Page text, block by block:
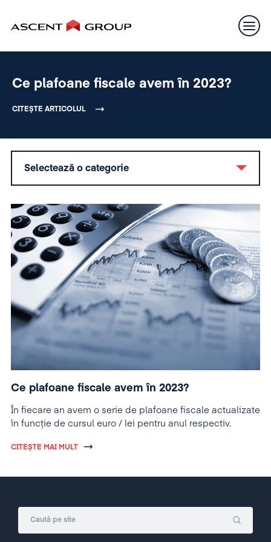
Ce plafoane fiscale avem în 2023?
CITEȘTE ARTICOLUL
Selectează o categorie
Ce plafoane fiscale avem în 2023?
În fiecare an avem o serie de plafoane fiscale actualizate
în funcție de cursul euro / lei pentru anul respectiv.
CITEȘTE MAI MULT